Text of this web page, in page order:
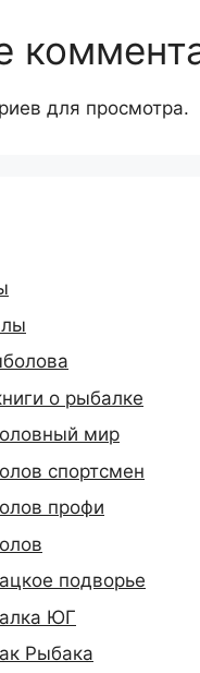
для просмотра.
о рыбалке
мир
спортсмен
профи
подворье
ЮГ
Рыбака